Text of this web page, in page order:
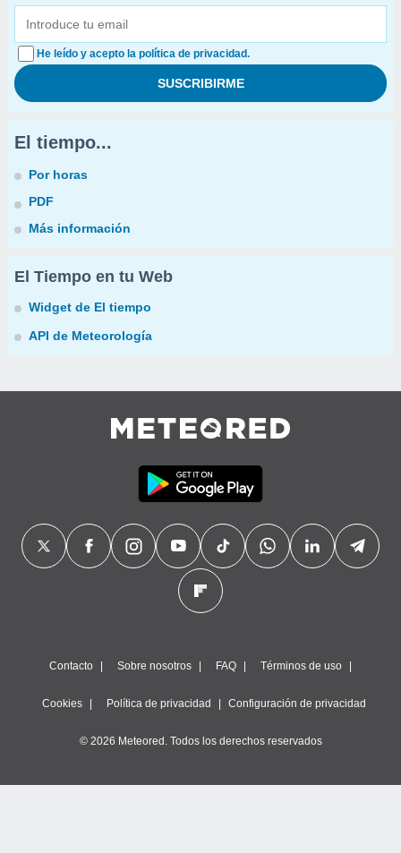
He leído y acepto la política de privacidad.
El tiempo...
Por horas
PDF
Más información
El Tiempo en tu Web
Widget de El tiempo
API de Meteorología
Contacto Sobre nosotros FAQ Términos de uso
Cookies Política de privacidad Configuración de privacidad
© 2026 Meteored. Todos los derechos reservados